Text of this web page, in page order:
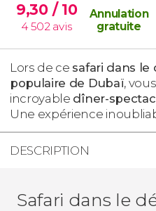
9,30 / 10
4 502 avis
Annulation
gratuite
Lors de ce safari dans le
populaire de Dubaï,
incroyable dîner-
Une expérience
DESCRIPTION
Safari dans le